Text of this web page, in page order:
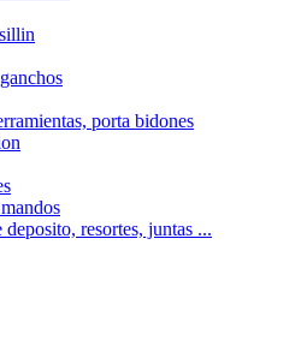
porta bidones
deposito, resortes, juntas ...